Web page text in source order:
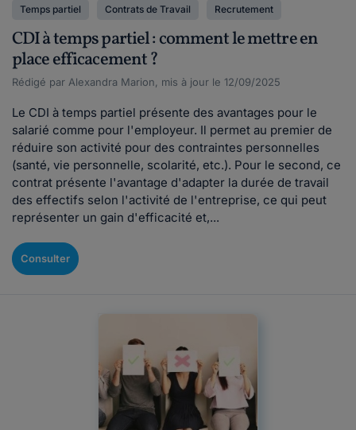
Temps partiel Contrats de Travail Recrutement
CDI à temps partiel : comment le mettre en
place efficacement ?
Rédigé par Alexandra Marion, mis à jour le 12/09/2025
Le CDI à temps partiel présente des avantages pour le
salarié comme pour l'employeur. Il permet au premier de
réduire son activité pour des contraintes personnelles
(santé, vie personnelle, scolarité, etc.). Pour le second, ce
contrat présente l'avantage d'adapter la durée de travail
des effectifs selon l'activité de l'entreprise, ce qui peut
représenter un gain d'efficacité et,...
Consulter